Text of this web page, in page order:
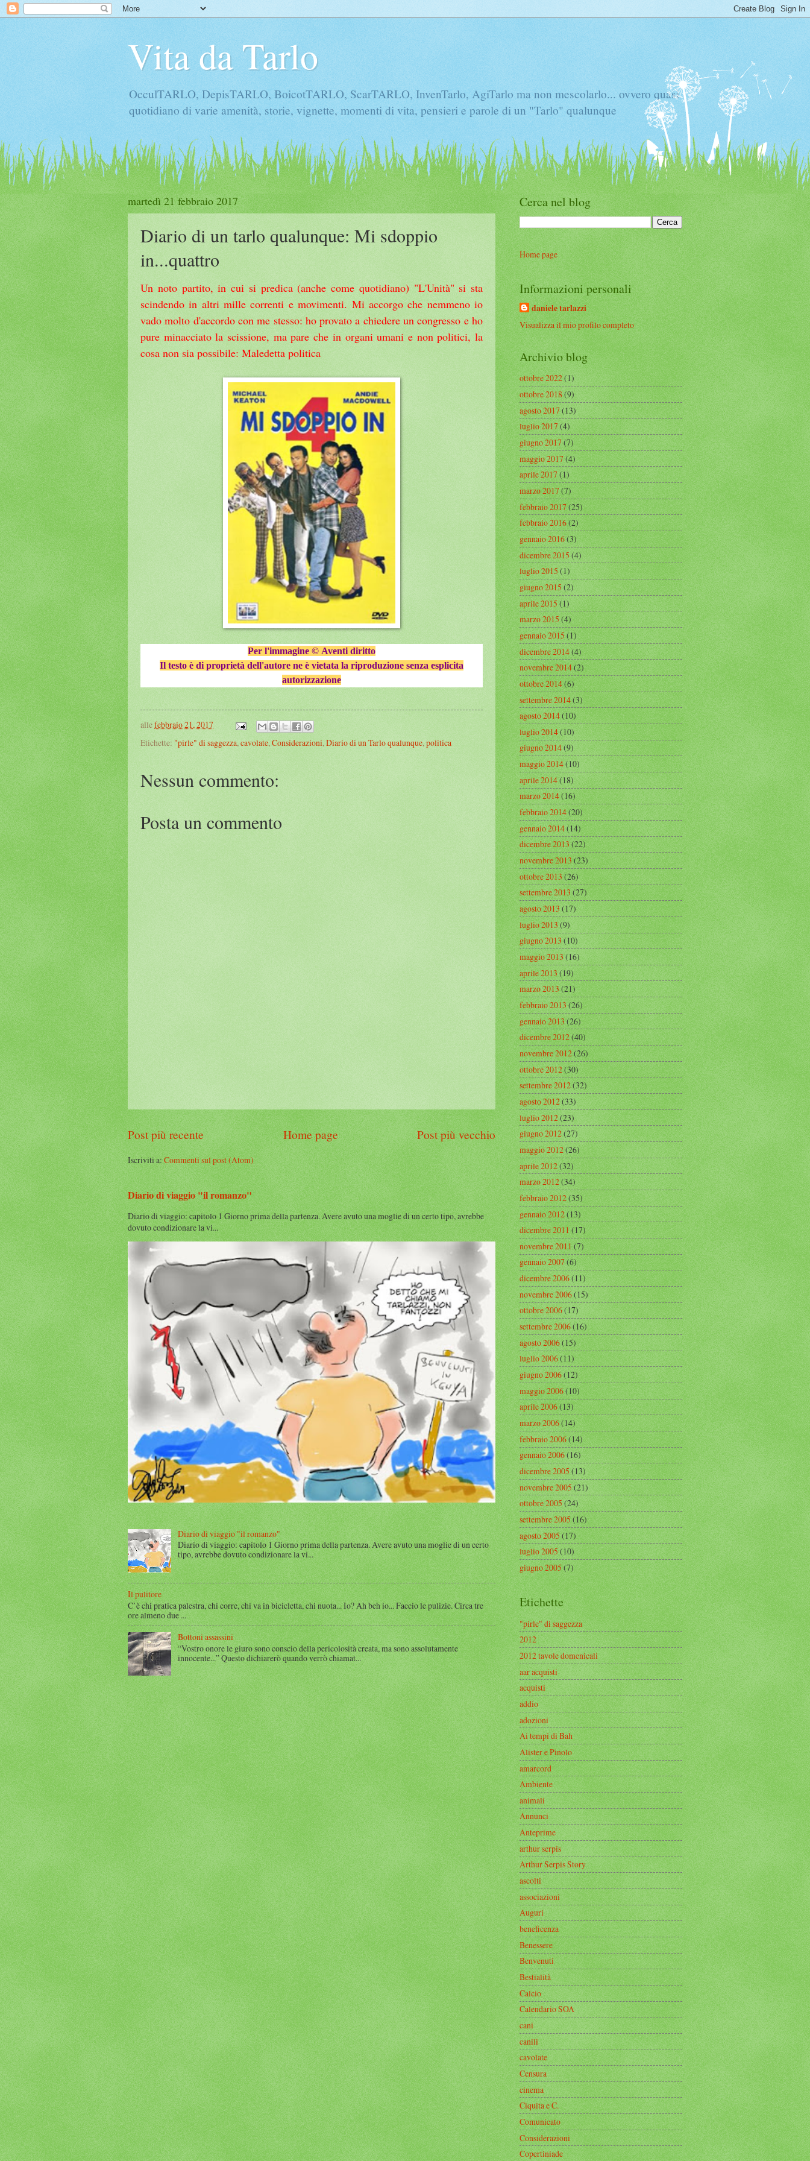
Vita da Tarlo
OcculTARLO, DepisTARLO, BoicotTARLO, ScarTARLO, InvenTarlo, AgiTarlo ma non mescolarlo... ovvero quasi
quotidiano di varie amenità, storie, vignette, momenti di vita, pensieri e parole di un "Tarlo" qualunque
martedì 21 febbraio 2017
Diario di un tarlo qualunque: Mi sdoppio
in...quattro
Un noto partito, in cui si predica (anche come quotidiano) "L'Unità" si sta
scindendo in altri mille correnti e movimenti. Mi accorgo che nemmeno io
vado molto d'accordo con me stesso: ho provato a chiedere un congresso e ho
pure minacciato la scissione, ma pare che in organi umani e non politici, la
cosa non sia possibile: Maledetta politica
Per l'immagine © Aventi diritto
Il testo è di proprietà dell'autore ne è vietata la riproduzione senza esplicita
autorizzazione
allefebbraio 21, 2017
Etichette: "pirle" di saggezza, cavolate, Considerazioni, Diario di un Tarlo qualunque, politica
Nessun commento:
Posta un commento
Post più recente Post più vecchio
Home page
Iscriviti a:Commenti sul post (Atom)
Diario di viaggio "il romanzo"
Diario di viaggio: capitolo 1 Giorno prima della partenza. Avere avuto una moglie di un certo tipo, avrebbe
dovuto condizionare la vi...
Diario di viaggio "il romanzo"
Diario di viaggio: capitolo 1 Giorno prima della partenza. Avere avuto una moglie di un certo
tipo, avrebbe dovuto condizionare la vi...
Il pulitore
C’è chi pratica palestra, chi corre, chi va in bicicletta, chi nuota... Io? Ah beh io... Faccio le pulizie. Circa tre
ore almeno due ...
Bottoni assassini
“Vostro onore le giuro sono conscio della pericolosità creata, ma sono assolutamente
innocente...” Questo dichiarerò quando verrò chiamat...
Cerca nel blog
Home page
Informazioni personali
daniele tarlazzi
Visualizza il mio profilo completo
Archivio blog
ottobre 2022(1)
ottobre 2018(9)
agosto 2017(13)
luglio 2017(4)
giugno 2017(7)
maggio 2017(4)
aprile 2017(1)
marzo 2017(7)
febbraio 2017(25)
febbraio 2016(2)
gennaio 2016(3)
dicembre 2015(4)
luglio 2015(1)
giugno 2015(2)
aprile 2015(1)
marzo 2015(4)
gennaio 2015(1)
dicembre 2014(4)
novembre 2014(2)
ottobre 2014(6)
settembre 2014(3)
agosto 2014(10)
luglio 2014(10)
giugno 2014(9)
maggio 2014(10)
aprile 2014(18)
marzo 2014(16)
febbraio 2014(20)
gennaio 2014(14)
dicembre 2013(22)
novembre 2013(23)
ottobre 2013(26)
settembre 2013(27)
agosto 2013(17)
luglio 2013(9)
giugno 2013(10)
maggio 2013(16)
aprile 2013(19)
marzo 2013(21)
febbraio 2013(26)
gennaio 2013(26)
dicembre 2012(40)
novembre 2012(26)
ottobre 2012(30)
settembre 2012(32)
agosto 2012(33)
luglio 2012(23)
giugno 2012(27)
maggio 2012(26)
aprile 2012(32)
marzo 2012(34)
febbraio 2012(35)
gennaio 2012(13)
dicembre 2011(17)
novembre 2011(7)
gennaio 2007(6)
dicembre 2006(11)
novembre 2006(15)
ottobre 2006(17)
settembre 2006(16)
agosto 2006(15)
luglio 2006(11)
giugno 2006(12)
maggio 2006(10)
aprile 2006(13)
marzo 2006(14)
febbraio 2006(14)
gennaio 2006(16)
dicembre 2005(13)
novembre 2005(21)
ottobre 2005(24)
settembre 2005(16)
agosto 2005(17)
luglio 2005(10)
giugno 2005(7)
Etichette
"pirle" di saggezza
2012
2012 tavole domenicali
aar acquisti
acquisti
addio
adozioni
Ai tempi di Bah
Alister e Pinolo
amarcord
Ambiente
animali
Annunci
Anteprime
arthur serpis
Arthur Serpis Story
ascolti
associazioni
Auguri
beneficenza
Benessere
Benvenuti
Bestialità
Calcio
Calendario SOA
cani
canili
cavolate
Censura
cinema
Ciquita e C.
Comunicato
Considerazioni
Copertiniade